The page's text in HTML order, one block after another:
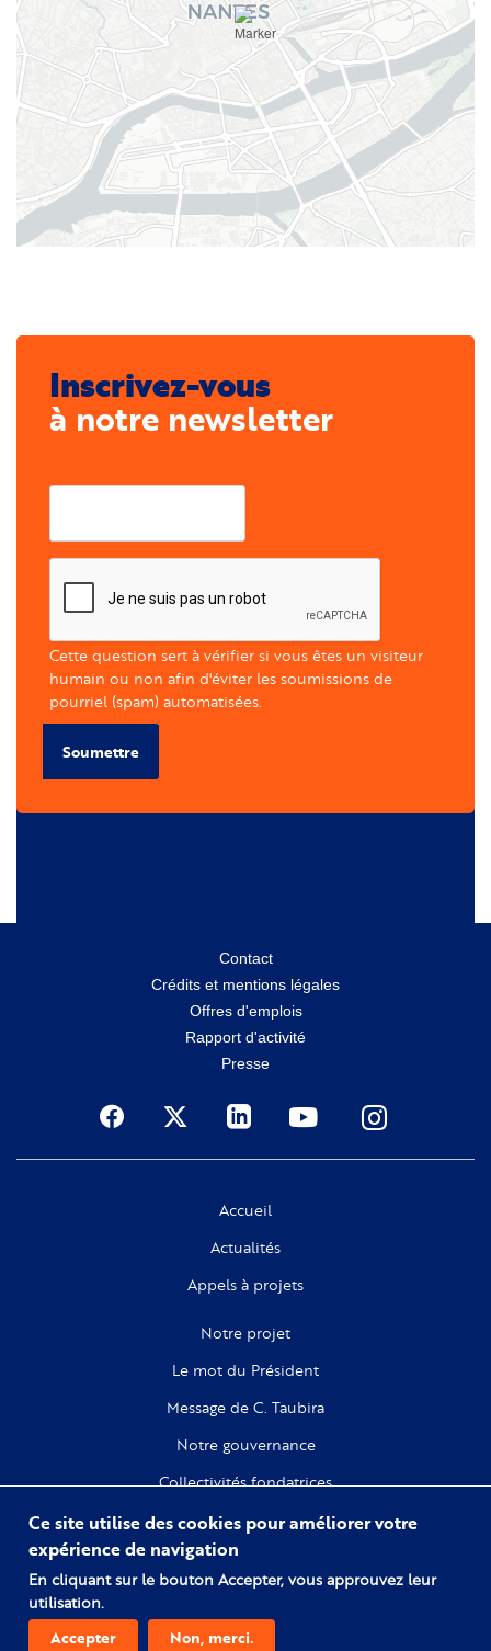
Inscrivez-vous
à notre newsletter
Cette question sert à vérifier si vous êtes un visiteur
humain ou non afin d'éviter les soumissions de
pourriel (spam) automatisées.
Soumettre
Contact
Crédits et mentions légales
Offres d'emplois
Rapport d'activité
Presse
Social
Accueil
Actualités
Appels à projets
Notre projet
Le mot du Président
Message de C. Taubira
Notre gouvernance
Collectivités fondatrices
Recherche
Ce site utilise des cookies pour améliorer votre
expérience de navigation
En cliquant sur le bouton Accepter, vous approuvez leur
utilisation.
Accepter Non, merci.